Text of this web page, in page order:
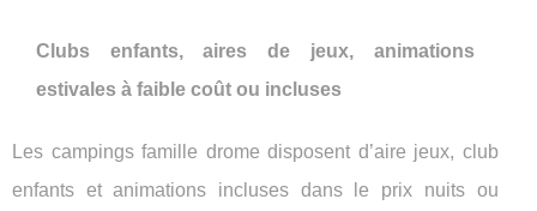
Clubs enfants, aires de jeux, animations
estivales à faible coût ou incluses
Les campings famille drome disposent d’aire jeux, club
enfants et animations incluses dans le prix nuits ou